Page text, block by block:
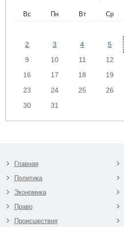
Вс Пн Вт Ср
2
3 4 5
9
10 11 12
16
17 18 19
23
24 25 26
30
31
Главная
Политика
Экономика
Право
Происшествия